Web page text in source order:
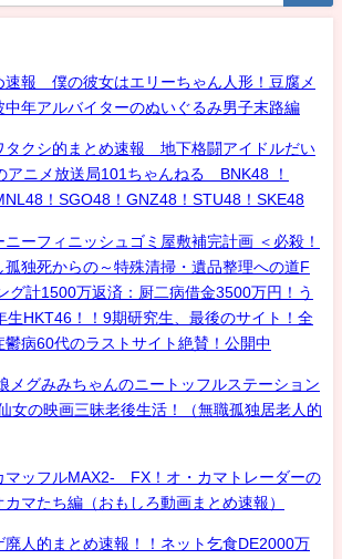
速報 僕の彼女はエリーちゃん人形！豆腐メ
中年アルバイターのぬいぐるみ男子末路編
クシ的まとめ速報 地下格闘アイドルだい
ニメ放送局101ちゃんねる BNK48 ！
！SGO48！GNZ48！STU48！SKE48
ーフィニッシュゴミ屋敷補完計画 ＜必殺！
独死からの～特殊清掃・遺品整理への道F
グ計1500万返済：厨二病借金3500万円！う
生HKT46！！9期研究生、最後のサイト！全
病60代のラストサイト絶賛！公開中
メグみみちゃんのニートッフルステーション
女の映画三昧老後生活！（無職孤独居老人的
マッフルMAX2- FX！オ・カマトレーダーの
マたち編（おもしろ動画まとめ速報）
廃人的まとめ速報！！ネット乞食DE2000万